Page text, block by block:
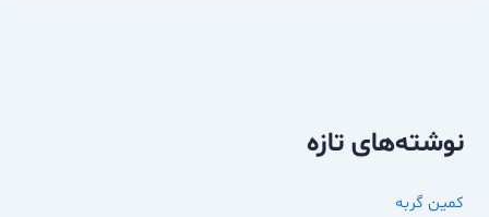
نوشته‌های تازه
کمین گربه